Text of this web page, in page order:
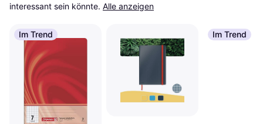
interessant sein könnte. Alle anzeigen
Im Trend Im Trend